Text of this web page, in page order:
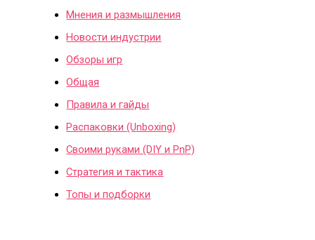
Мнения и размышления
Новости индустрии
Обзоры игр
Общая
Правила и гайды
Распаковки (Unboxing)
Своими руками (DIY и PnP)
Стратегия и тактика
Топы и подборки